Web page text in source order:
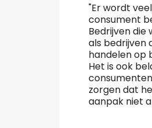
"Er wordt
consument
Bedrijven
als bedrijven
handelen op
Het is ook
zorgen dat
aanpak niet